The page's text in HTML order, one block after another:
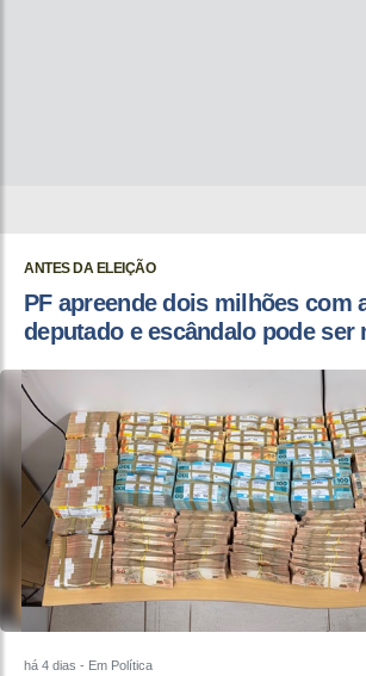
ANTES DA ELEIÇÃO
PF apreende dois milhões com
deputado e escândalo pode ser
há 4 dias - Em Política